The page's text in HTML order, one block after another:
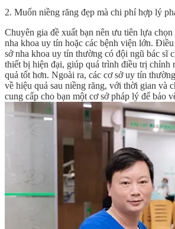
2. Muốn niềng răng đẹp mà chi phí hợp lý
Chuyên gia đề xuất bạn nên ưu tiên lựa
nha khoa uy tín hoặc các bệnh viện lớn.
sở nha khoa uy tín thường có đội ngũ bác sĩ
thiết bị hiện đại, giúp quá trình điều trị chỉnh
quả tốt hơn. Ngoài ra, các cơ sở uy tín
về hiệu quả sau niềng răng, với thời gian và
cung cấp cho bạn một cơ sở pháp lý để bảo